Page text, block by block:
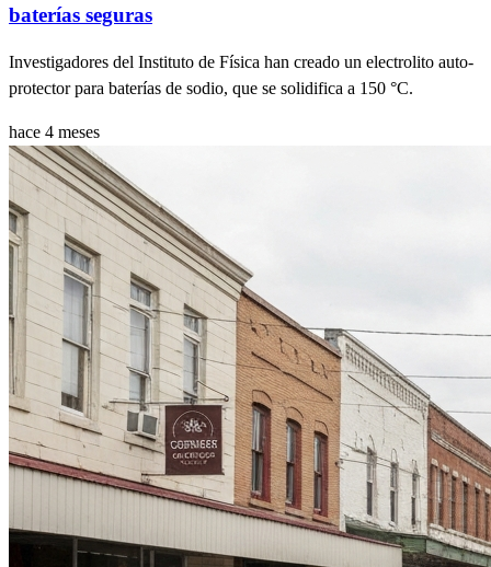
baterías seguras
Investigadores del Instituto de Física han creado un electrolito auto-
protector para baterías de sodio, que se solidifica a 150 °C.
hace 4 meses